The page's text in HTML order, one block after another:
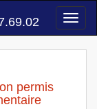
permis